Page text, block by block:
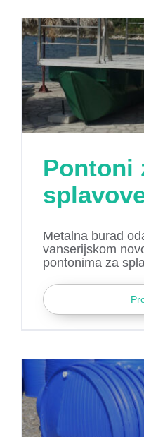
Pontoni
Metalna burad
vanserijskom
pontonima za